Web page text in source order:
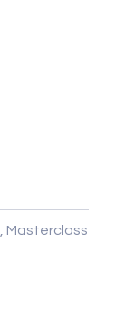
Masterclass